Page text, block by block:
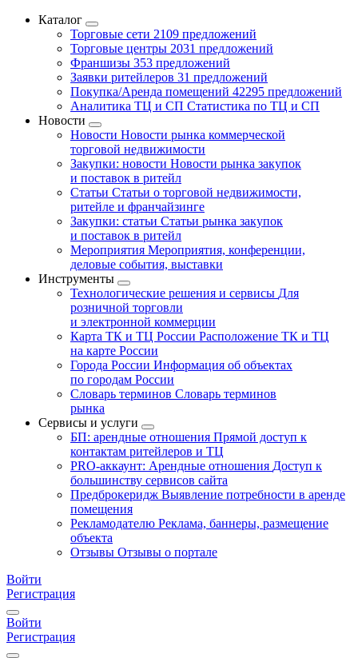
Каталог
Торговые сети 2109 предложений
Торговые центры 2031 предложений
Франшизы 353 предложений
Заявки ритейлеров 31 предложений
Покупка/Аренда помещений 42295 предложений
Аналитика ТЦ и СП Статистика по ТЦ и СП
Новости
Новости Новости рынка коммерческой
торговой недвижимости
Закупки: новости Новости рынка закупок
и поставок в ритейл
Статьи Статьи о торговой недвижимости,
ритейле и франчайзинге
Закупки: статьи Статьи рынка закупок
и поставок в ритейл
Мероприятия Мероприятия, конференции,
деловые события, выставки
Инструменты
Технологические решения и сервисы Для
розничной торговли
и электронной коммерции
Карта ТК и ТЦ России Расположение ТК и ТЦ
на карте России
Города России Информация об объектах
по городам России
Словарь терминов Словарь терминов
рынка
Сервисы и услуги
БП: арендные отношения Прямой доступ к
контактам ритейлеров и ТЦ
PRO-аккаунт: Арендные отношения Доступ к
большинству сервисов сайта
Предброкеридж Выявление потребности в аренде
помещения
Рекламодателю Реклама, баннеры, размещение
объекта
Отзывы Отзывы о портале
Войти
Регистрация
Войти
Регистрация